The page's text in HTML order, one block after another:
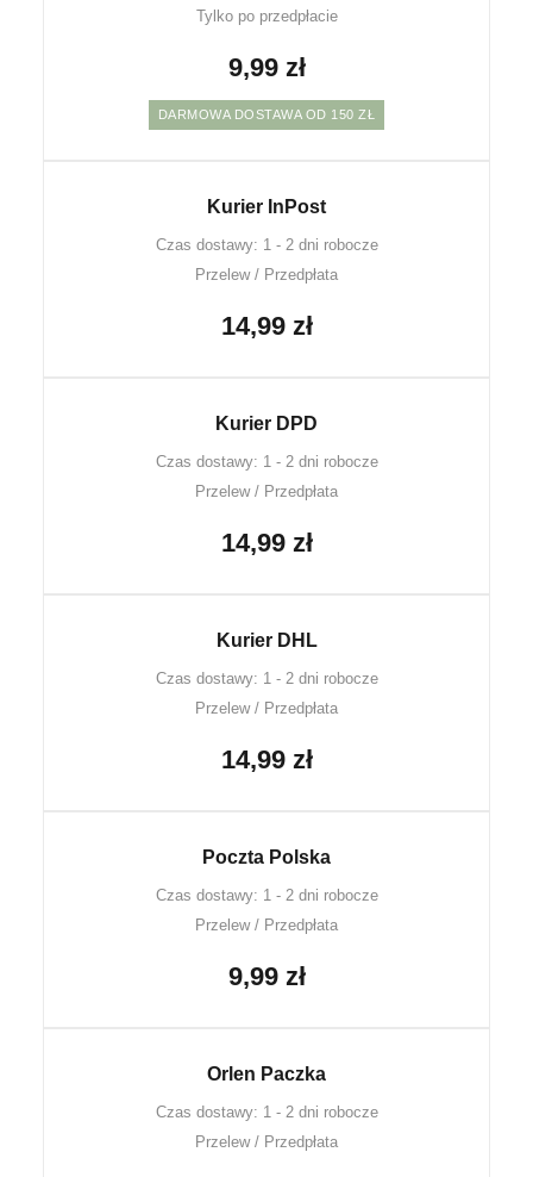
Tylko po przedpłacie
9,99 zł
DARMOWA DOSTAWA OD 150 ZŁ
Kurier InPost
Czas dostawy: 1 - 2 dni robocze
Przelew / Przedpłata
14,99 zł
Kurier DPD
Czas dostawy: 1 - 2 dni robocze
Przelew / Przedpłata
14,99 zł
Kurier DHL
Czas dostawy: 1 - 2 dni robocze
Przelew / Przedpłata
14,99 zł
Poczta Polska
Czas dostawy: 1 - 2 dni robocze
Przelew / Przedpłata
9,99 zł
Orlen Paczka
Czas dostawy: 1 - 2 dni robocze
Przelew / Przedpłata